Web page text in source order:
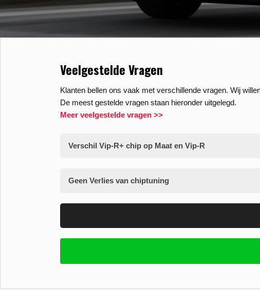
Veelgestelde Vragen
Klanten bellen ons vaak met verschillende vragen. Wij
De meest gestelde vragen staan hieronder uitgelegd.
Meer veelgestelde vragen >>
Verschil Vip-R+ chip op Maat en Vip-R
Geen Verlies van chiptuning
E-mail*